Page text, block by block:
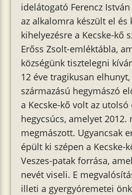
idelátogató Ferencz
az alkalomra készült el és
kihelyezésre a Kecske-kő
Erőss Zsolt-emléktábla,
községünk tisztelegni
12 éve tragikusan
származású hegymászó
a Kecske-kő volt az utolsó
hegycsúcs, amelyet 2012.
megmászott. Ugyancsak
épült ki szépen a Kecske-
Veszes-patak forrása,
nevét viseli. E
illeti a gyergyóremetei